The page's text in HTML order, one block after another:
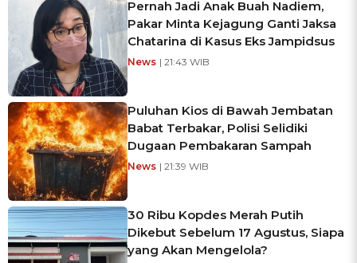
Pernah Jadi Anak Buah Nadiem,
Pakar Minta Kejagung Ganti Jaksa
Chatarina di Kasus Eks Jampidsus
News | 21:43 WIB
Puluhan Kios di Bawah Jembatan
Babat Terbakar, Polisi Selidiki
Dugaan Pembakaran Sampah
News | 21:39 WIB
30 Ribu Kopdes Merah Putih
Dikebut Sebelum 17 Agustus, Siapa
yang Akan Mengelola?